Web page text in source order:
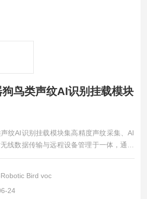
鸟类声纹AI识别挂载模块
纹AI识别挂载模块集高精度声纹采集、AI
线数据传输与远程设备管理于一体，通过
度融合，充分发挥其自主行走、越障、爬
态巡回监测。
Bird voc
24